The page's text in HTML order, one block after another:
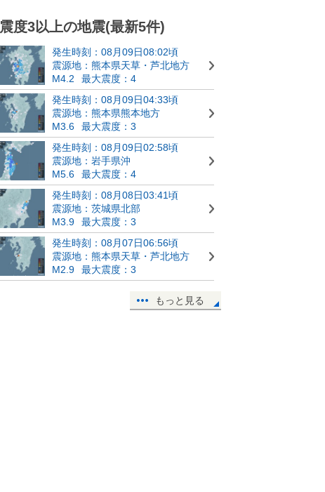
震度3以上の地震(最新5件)
発生時刻：08月09日08:02頃
震源地：熊本県天草・芦北地方
M4.2
最大震度：4
発生時刻：08月09日04:33頃
震源地：熊本県熊本地方
M3.6
最大震度：3
発生時刻：08月09日02:58頃
震源地：岩手県沖
M5.6
最大震度：4
発生時刻：08月08日03:41頃
震源地：茨城県北部
M3.9
最大震度：3
発生時刻：08月07日06:56頃
震源地：熊本県天草・芦北地方
M2.9
最大震度：3
もっと見る